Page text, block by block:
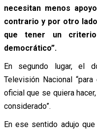
necesitan menos
contrario y por otro
que tener un
democrático”.
En segundo lugar, el
Televisión Nacional
oficial que se quiera
considerado”.
En ese sentido adujo